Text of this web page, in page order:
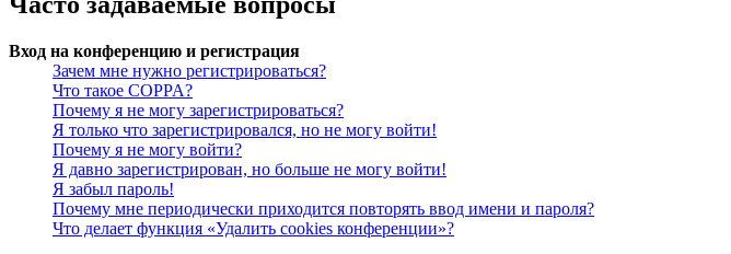
Вход на конференцию и регистрация
Зачем мне нужно регистрироваться?
Что такое COPPA?
Почему я не могу зарегистрироваться?
Я только что зарегистрировался, но не могу войти!
Почему я не могу войти?
Я давно зарегистрирован, но больше не могу войти!
Я забыл пароль!
Почему мне периодически приходится повторять ввод имени и пароля?
Что делает функция «Удалить cookies конференции»?